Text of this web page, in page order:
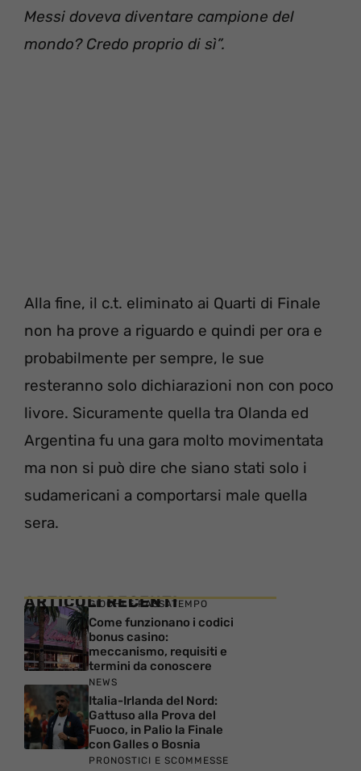
Messi doveva diventare campione del
mondo? Credo proprio di sì”.
Alla fine, il c.t. eliminato ai Quarti di Finale
non ha prove a riguardo e quindi per ora e
probabilmente per sempre, le sue
resteranno solo dichiarazioni non con poco
livore. Sicuramente quella tra Olanda ed
Argentina fu una gara molto movimentata
ma non si può dire che siano stati solo i
sudamericani a comportarsi male quella
sera.
ARTICOLI RECENTI
GIOCHI E PASSATEMPO
Come funzionano i codici
bonus casino:
meccanismo, requisiti e
termini da conoscere
NEWS
Italia-Irlanda del Nord:
Gattuso alla Prova del
Fuoco, in Palio la Finale
con Galles o Bosnia
PRONOSTICI E SCOMMESSE